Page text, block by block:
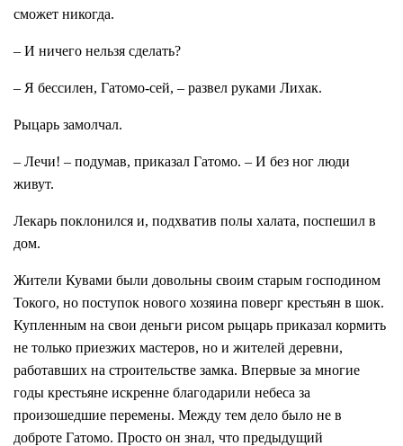
сможет никогда.
– И ничего нельзя сделать?
– Я бессилен, Гатомо-сей, – развел руками Лихак.
Рыцарь замолчал.
– Лечи! – подумав, приказал Гатомо. – И без ног люди
живут.
Лекарь поклонился и, подхватив полы халата, поспешил в
дом.
Жители Кувами были довольны своим старым господином
Токого, но поступок нового хозяина поверг крестьян в шок.
Купленным на свои деньги рисом рыцарь приказал кормить
не только приезжих мастеров, но и жителей деревни,
работавших на строительстве замка. Впервые за многие
годы крестьяне искренне благодарили небеса за
произошедшие перемены. Между тем дело было не в
доброте Гатомо. Просто он знал, что предыдущий